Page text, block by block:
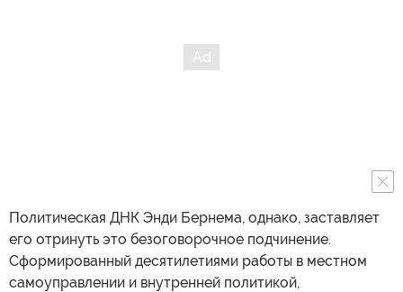
Политическая ДНК Энди Бернема, однако, заставляет
его отринуть это безоговорочное подчинение.
Сформированный десятилетиями работы в местном
самоуправлении и внутренней политикой,